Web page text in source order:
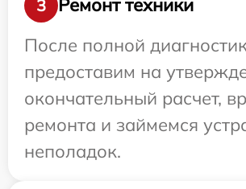
3
Ремонт техники
После полной
предоставим на
окончательный расчет,
ремонта и займемся
неполадок.